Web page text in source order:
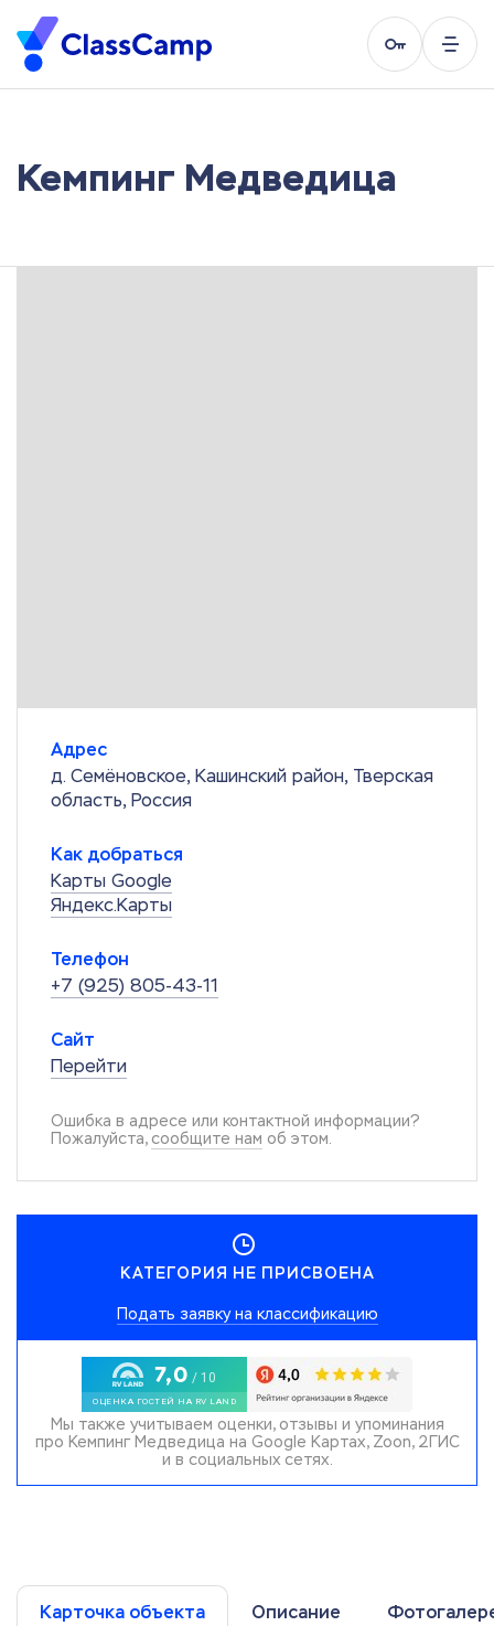
Кемпинг Медведица
Адрес
д. Семёновское, Кашинский район, Тверская
область, Россия
Как добраться
Карты Google
Яндекс.Карты
Телефон
+7 (925) 805-43-11
Сайт
Перейти
Ошибка в адресе или контактной информации?
Пожалуйста, сообщите нам об этом.
КАТЕГОРИЯ НЕ ПРИСВОЕНА
Подать заявку на классификацию
Мы также учитываем оценки, отзывы и упоминания
про Кемпинг Медведица на Google Картах, Zoon, 2ГИС
и в социальных сетях.
Карточка объекта Описание